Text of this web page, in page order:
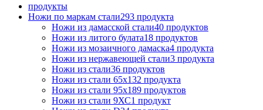
продукты
Ножи по маркам стали293 продукта
Ножи из дамасской стали40 продуктов
Ножи из литого булата18 продуктов
Ножи из мозаичного дамаска4 продукта
Ножи из нержавеющей стали3 продукта
Ножи из стали36 продуктов
Ножи из стали 65х132 продукта
Ножи из стали 95х189 продуктов
Ножи из стали 9ХС1 продукт